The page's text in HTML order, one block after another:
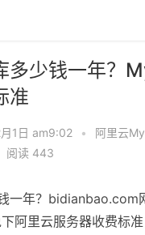
多少钱一年？
准
1日 am9:02 • 阿里云
阅读 443
一年？bidianbao.com
阿里云服务器收费标